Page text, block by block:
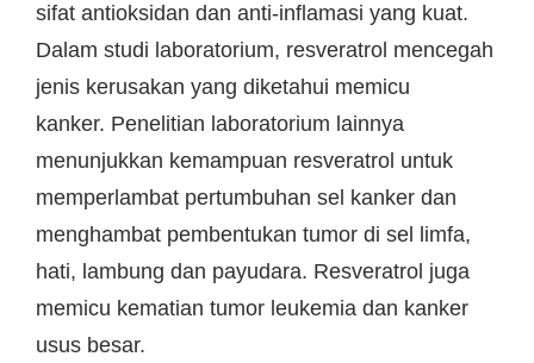
sifat antioksidan dan anti-inflamasi yang kuat.
Dalam studi laboratorium, resveratrol mencegah
jenis kerusakan yang diketahui memicu
kanker. Penelitian laboratorium lainnya
menunjukkan kemampuan resveratrol untuk
memperlambat pertumbuhan sel kanker dan
menghambat pembentukan tumor di sel limfa,
hati, lambung dan payudara. Resveratrol juga
memicu kematian tumor leukemia dan kanker
usus besar.